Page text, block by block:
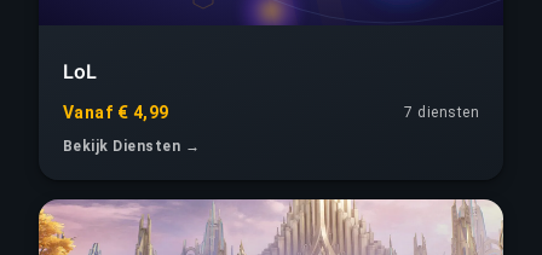
LoL
Vanaf € 4,99 7 diensten
Bekijk Diensten →